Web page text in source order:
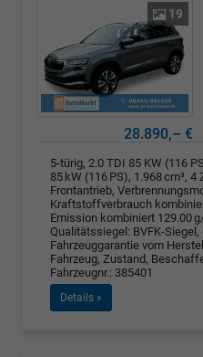
19
28.890,– €
5-türig, 2.0 TDI 85 KW (116
85 kW (116 PS), 1.968 cm³, 4
Frontantrieb,
Kraftstoffverbrauch
Emission kombiniert 129.00
Qualitätssiegel: BVFK-
Fahrzeuggarantie vom
Fahrzeug, Zustand,
Fahrzeugnr.: 385401
Details »